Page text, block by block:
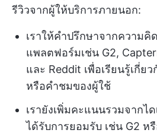
รีวิวจากผู้ให้บริการภายนอก:
เราให้คำปรึกษาจากความคิ
แพลตฟอร์มเช่น G2,
และ Reddit เพื่อเรียนรู้เกี่ย
หรือคำชมของผู้ใช้
เรายังเพิ่มคะแนนรวมจากไ
ได้รับการยอมรับ เช่น G2 ห